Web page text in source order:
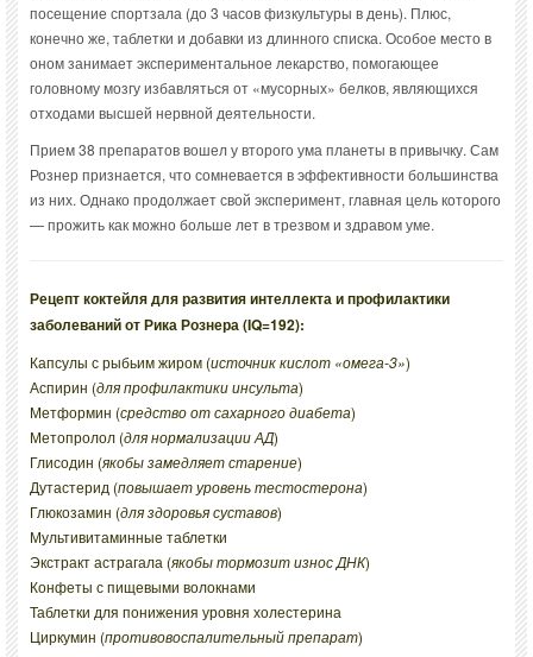
посещение спортзала (до 3 часов физкультуры в день). Плюс,
конечно же, таблетки и добавки из длинного списка. Особое место в
оном занимает экспериментальное лекарство, помогающее
головному мозгу избавляться от «мусорных» белков, являющихся
отходами высшей нервной деятельности.
Прием 38 препаратов вошел у второго ума планеты в привычку. Сам
Рознер признается, что сомневается в эффективности большинства
из них. Однако продолжает свой эксперимент, главная цель которого
— прожить как можно больше лет в трезвом и здравом уме.
Рецепт коктейля для развития интеллекта и профилактики
заболеваний от Рика Рознера (IQ=192):
Капсулы с рыбьим жиром (источник кислот «омега-3»)
Аспирин (для профилактики инсульта)
Метформин (средство от сахарного диабета)
Метопролол (для нормализации АД)
Глисодин (якобы замедляет старение)
Дутастерид (повышает уровень тестостерона)
Глюкозамин (для здоровья суставов)
Мультивитаминные таблетки
Экстракт астрагала (якобы тормозит износ ДНК)
Конфеты с пищевыми волокнами
Таблетки для понижения уровня холестерина
Циркумин (противовоспалительный препарат)